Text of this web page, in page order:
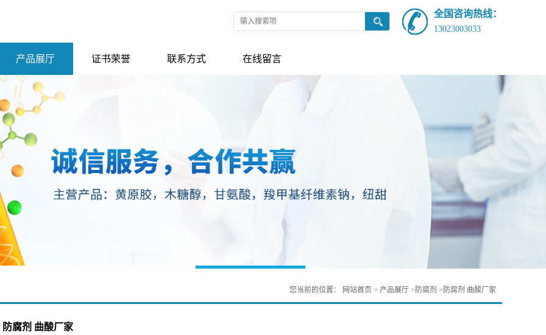
全国咨询热线：
13023003033
产品展厅 证书荣誉 联系方式 在线留言
您当前的位置： 网站首页 > 产品展厅 > 防腐剂 > 防腐剂 曲酸厂家
防腐剂 曲酸厂家